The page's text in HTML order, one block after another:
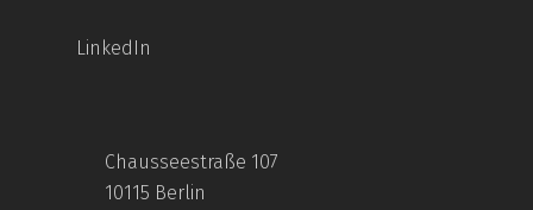
LinkedIn
Chausseestraße 107
10115 Berlin